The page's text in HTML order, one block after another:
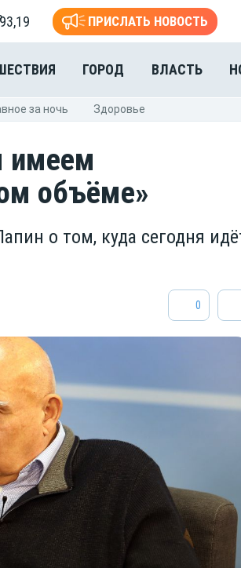
93,19 ПРИСЛАТЬ НОВОСТЬ
ГОРОД ВЛАСТЬ
за ночь Здоровье
имеем
объёме»
о том, куда сегодня
0